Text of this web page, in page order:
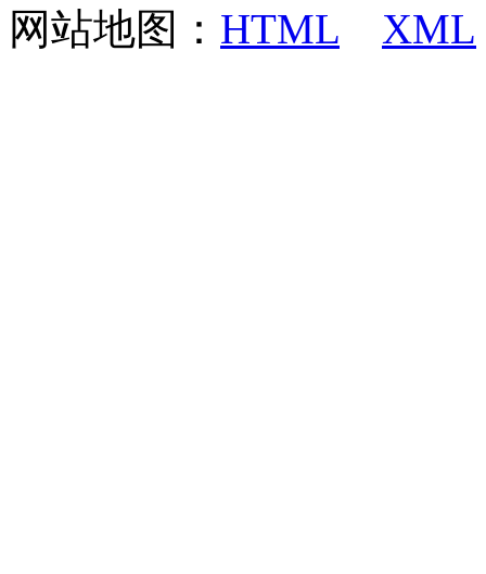
网站地图： HTML XML